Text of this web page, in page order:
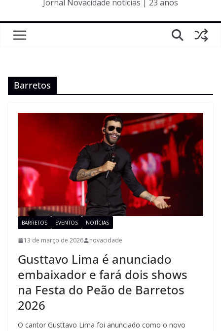
Jornal Novacidade notícias | 23 anos
Barretos
BARRETOS EVENTOS NOTÍCIAS
13 de março de 2026 novacidade
Gusttavo Lima é anunciado
embaixador e fará dois shows
na Festa do Peão de Barretos
2026
O cantor Gusttavo Lima foi anunciado como o novo